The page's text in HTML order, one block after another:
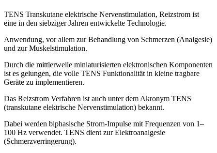
TENS Transkutane elektrische Nervenstimulation, Reizstrom ist
eine in den siebziger Jahren entwickelte Technologie.
Anwendung, vor allem zur Behandlung von Schmerzen (Analgesie)
und zur Muskelstimulation.
Durch die mittlerweile miniaturisierten elektronischen Komponenten
ist es gelungen, die volle TENS Funktionalität in kleine tragbare
Geräte zu implementieren.
Das Reizstrom Verfahren ist auch unter dem Akronym TENS
(transkutane elektrische Nervenstimulation) bekannt.
Dabei werden biphasische Strom-Impulse mit Frequenzen von 1–
100 Hz verwendet. TENS dient zur Elektroanalgesie
(Schmerzverringerung).